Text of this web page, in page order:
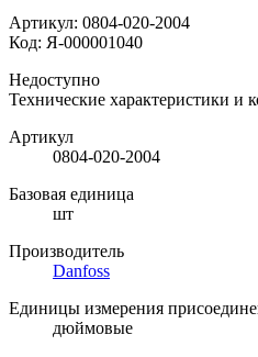
Артикул: 0804-020-2004
Код: Я-000001040
Недоступно
Технические характеристики и
Артикул
0804-020-2004
Базовая единица
шт
Производитель
Danfoss
Единицы измерения
дюймовые